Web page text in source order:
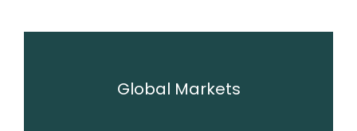
Global Markets